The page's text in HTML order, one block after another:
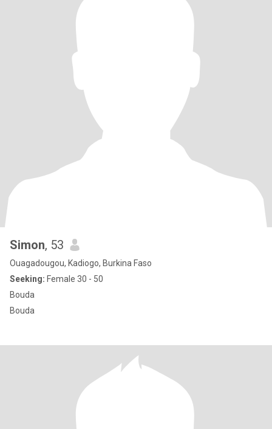
Simon, 53
Ouagadougou, Kadiogo, Burkina Faso
Seeking: Female 30 - 50
Bouda
Bouda